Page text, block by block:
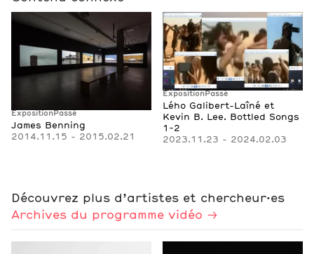
Exposition Passé
James Benning
2014.11.15 - 2015.02.21
Exposition Passé
Lého Galibert-Laîné et
Kevin B. Lee. Bottled Songs
1-2
2023.11.23 - 2024.02.03
Découvrez plus d’artistes et chercheur·es
Archives du programme vidéo